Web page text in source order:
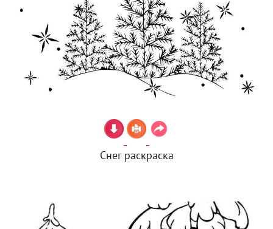
Снег раскраска